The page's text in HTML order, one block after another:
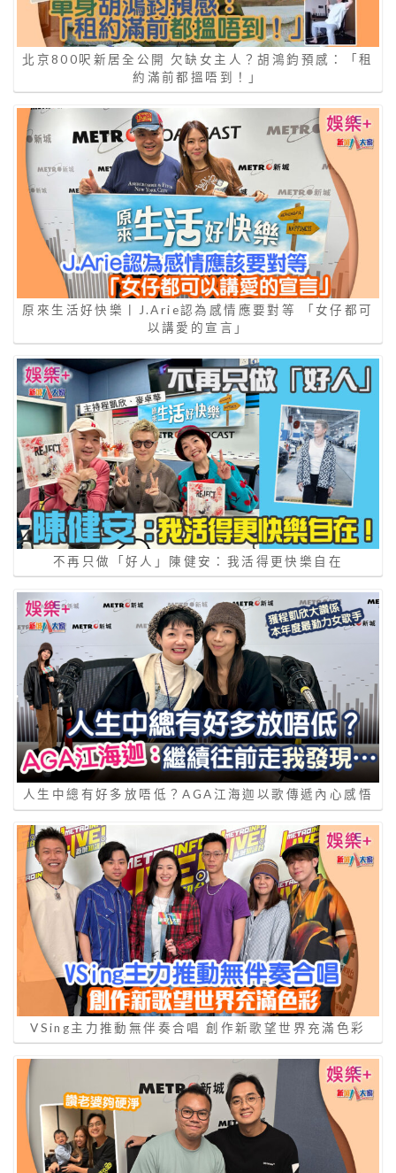
北京800呎新居全公開 欠缺女主人？胡鴻鈞預感：「租
約滿前都搵唔到！」
原來生活好快樂丨J.Arie認為感情應要對等 「女仔都可
以講愛的宣言」
不再只做「好人」陳健安：我活得更快樂自在
人生中總有好多放唔低？AGA江海迦以歌傳遞內心感悟
VSing主力推動無伴奏合唱 創作新歌望世界充滿色彩